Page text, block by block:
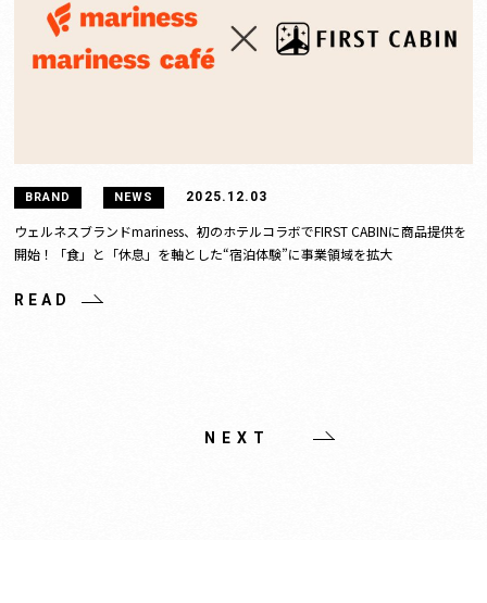
BRAND NEWS 2025.12.03
ウェルネスブランドmariness、初のホテルコラボでFIRST CABINに商品提供を
開始！「食」と「休息」を軸とした“宿泊体験”に事業領域を拡大
READ
NEXT